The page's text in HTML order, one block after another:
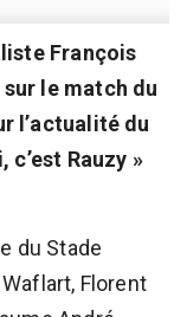
François
le match du
l’actualité du
Rauzy »
du Stade
Florent